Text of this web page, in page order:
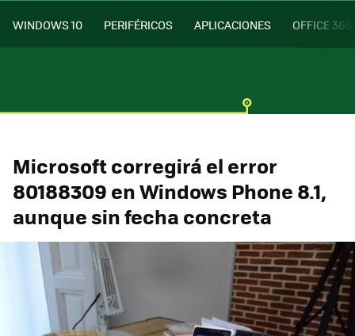
WINDOWS 10 PERIFÉRICOS APLICACIONES OFFICE 365
Microsoft corregirá el error
80188309 en Windows Phone 8.1,
aunque sin fecha concreta